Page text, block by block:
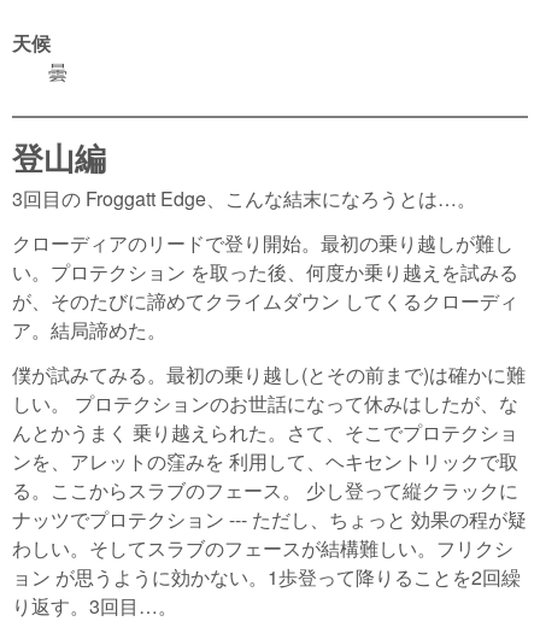
天候
曇
登山編
3回目の Froggatt Edge、こんな結末になろうとは…。
クローディアのリードで登り開始。最初の乗り越しが難し
い。プロテクション を取った後、何度か乗り越えを試みる
が、そのたびに諦めてクライムダウン してくるクローディ
ア。結局諦めた。
僕が試みてみる。最初の乗り越し(とその前まで)は確かに難
しい。 プロテクションのお世話になって休みはしたが、な
んとかうまく 乗り越えられた。さて、そこでプロテクショ
ンを、アレットの窪みを 利用して、ヘキセントリックで取
る。ここからスラブのフェース。 少し登って縦クラックに
ナッツでプロテクション --- ただし、ちょっと 効果の程が疑
わしい。そしてスラブのフェースが結構難しい。フリクシ
ョン が思うように効かない。1歩登って降りることを2回繰
り返す。3回目…。